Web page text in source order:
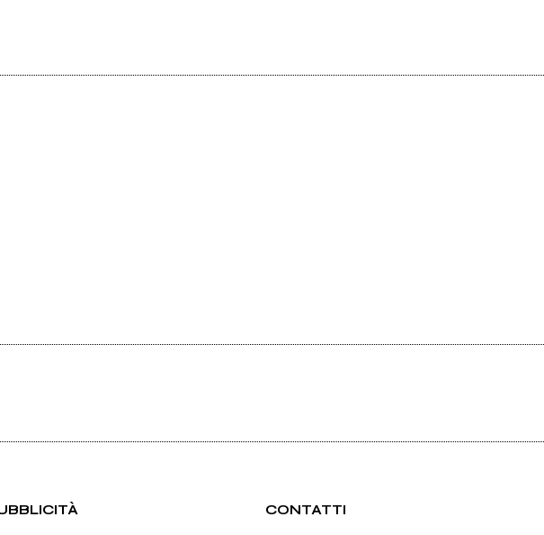
CONTATTI